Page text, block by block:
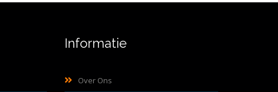
Informatie
Over Ons